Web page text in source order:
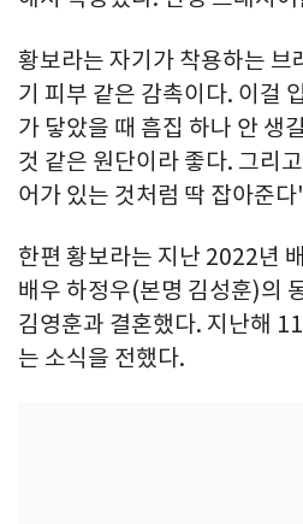
황보라는 자기가 착용하는
기 피부 같은 감촉이다. 이걸
가 닿았을 때 흠집 하나 안 생
것 같은 원단이라 좋다. 그리
어가 있는 것처럼 딱 잡아준
한편 황보라는 지난 2022년
배우 하정우(본명 김성훈)의
김영훈과 결혼했다. 지난해
는 소식을 전했다.